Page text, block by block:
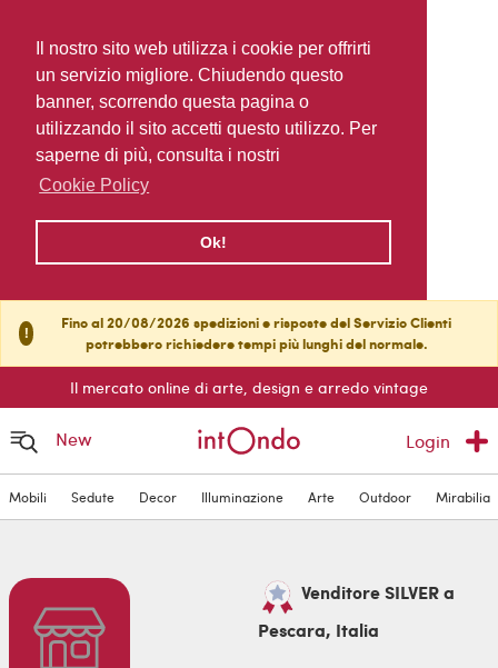
Il nostro sito web utilizza i cookie per offrirti
un servizio migliore. Chiudendo questo
banner, scorrendo questa pagina o
utilizzando il sito accetti questo utilizzo. Per
saperne di più, consulta i nostri
Cookie Policy
Ok!
!
Fino al 20/08/2026 spedizioni e risposte del Servizio Clienti
potrebbero richiedere tempi più lunghi del normale.
Il mercato online di arte, design e arredo vintage
New Login
Mobili Sedute Decor Illuminazione Arte Outdoor Mirabilia
Venditore SILVER a
Pescara, Italia